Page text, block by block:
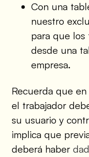
Con una
nuestro
para que los
desde una
empresa.
Recuerda que
el trabajador
su usuario y
implica que
deberá haber